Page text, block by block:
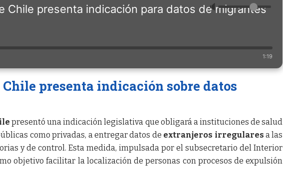
Chile presenta indicación para datos de migrantes
🔈
1:19
Chile presenta indicación sobre datos
presentó una indicación legislativa que obligará a instituciones de salud
como privadas, a entregar datos de extranjeros irregulares a las
y de control. Esta medida, impulsada por el subsecretario del Interior
objetivo facilitar la localización de personas con procesos de expulsión